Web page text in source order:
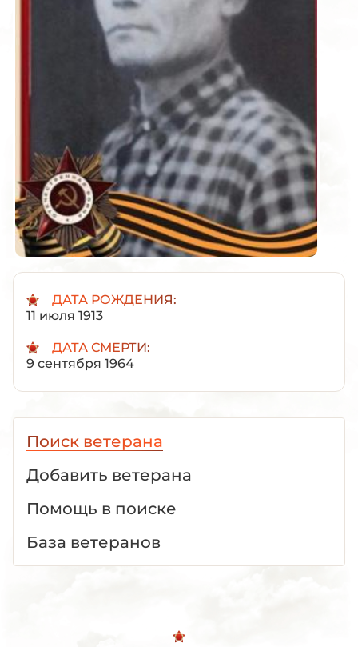
ДАТА РОЖДЕНИЯ:
11 июля 1913
ДАТА СМЕРТИ:
9 сентября 1964
Поиск ветерана
Добавить ветерана
Помощь в поиске
База ветеранов